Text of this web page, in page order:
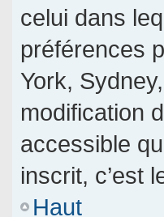
celui dans
préférences
York,
modification
accessible
inscrit, c’est
Haut